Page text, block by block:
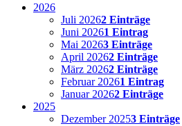
2026
Juli 20262 Einträge
Juni 20261 Eintrag
Mai 20263 Einträge
April 20262 Einträge
März 20262 Einträge
Februar 20261 Eintrag
Januar 20262 Einträge
2025
Dezember 20253 Einträge